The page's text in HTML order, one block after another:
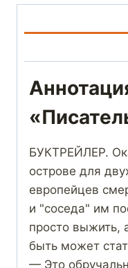
БУКТРЕЙЛЕР.
острове для
европейцев
и "соседа" им
просто выжить,
быть может
— Это